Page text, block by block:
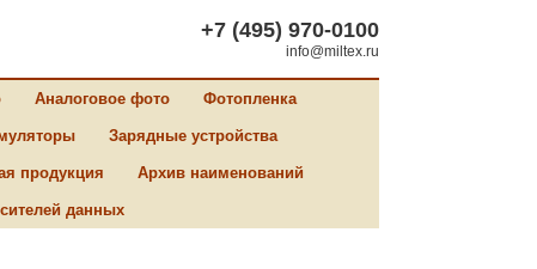
+7 (495) 970-0100
info@miltex.ru
Аналоговое фото Фотопленка
Зарядные устройства
продукция Архив наименований
данных